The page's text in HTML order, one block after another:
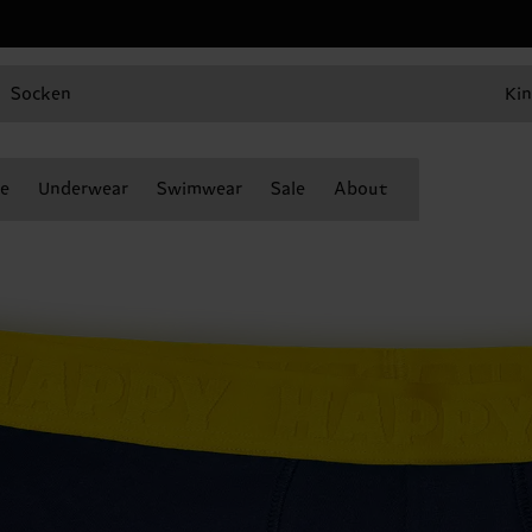
Socken
Underwear Swimwear Sale About